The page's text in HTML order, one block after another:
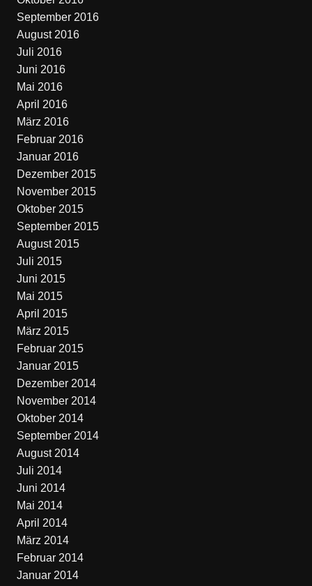
September 2016
August 2016
Juli 2016
Juni 2016
Mai 2016
April 2016
März 2016
Februar 2016
Januar 2016
Dezember 2015
November 2015
Oktober 2015
September 2015
August 2015
Juli 2015
Juni 2015
Mai 2015
April 2015
März 2015
Februar 2015
Januar 2015
Dezember 2014
November 2014
Oktober 2014
September 2014
August 2014
Juli 2014
Juni 2014
Mai 2014
April 2014
März 2014
Februar 2014
Januar 2014